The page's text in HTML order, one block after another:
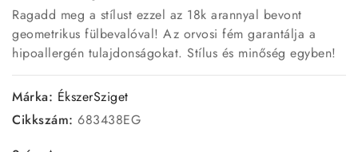
Ragadd meg a stílust ezzel az 18k arannyal bevont
geometrikus fülbevalóval! Az orvosi fém garantálja a
hipoallergén tulajdonságokat. Stílus és minőség egyben!
Márka: ÉkszerSziget
Cikkszám: 683438EG